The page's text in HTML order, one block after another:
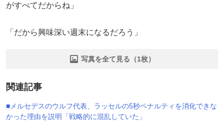
がすべてだからね」
「だから興味深い週末になるだろう」
写真を全て見る（1枚）
関連記事
■メルセデスのウルフ代表、ラッセルの5秒ペナルティを消化できな
かった理由を説明「戦略的に混乱していた」